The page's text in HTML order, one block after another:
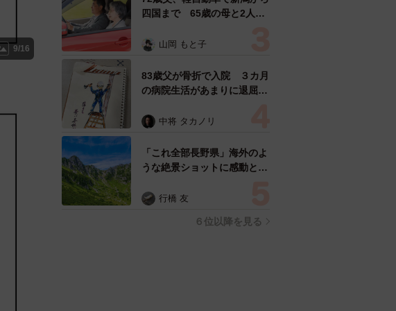
9/16
四国まで 65歳の母と2人で
憩まで分刻み… 「大学生で
山岡 もと子
83歳父が骨折で入院 ３カ月
の病院生活があまりに退屈で
い！」→スケッチブックを見
すよ…」
中将 タカノリ
「これ全部長野県」海外のよ
うな絶景ショットに感動と反
ったんだって気づいた」
行橋 友
６位以降を見る